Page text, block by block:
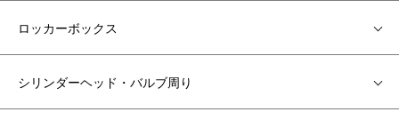
ロッカーボックス
シリンダーヘッド・バルブ周り